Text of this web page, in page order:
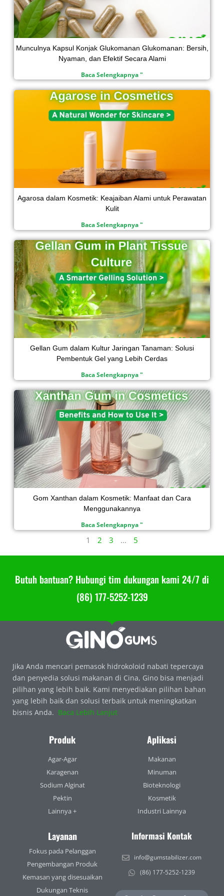
Munculnya Kapsul Konjak Glukomanan Glukomanan: Bersih,
Nyaman, dan Efektif Secara Alami
Baca Selengkapnya "
Agarosa dalam Kosmetik: Keajaiban Alami untuk Perawatan
Kulit
Baca Selengkapnya "
Gellan Gum dalam Kultur Jaringan Tanaman: Solusi
Pembentuk Gel yang Lebih Cerdas
Baca Selengkapnya "
Gom Xanthan dalam Kosmetik: Manfaat dan Cara
Menggunakannya
Baca Selengkapnya "
1 2 3 ... 5
Butuh bantuan? Hubungi tim dukungan kami 24/7 di
(86) 177-5252-1239
Jika Anda mencari pemasok hidrokoloid nabati tepercaya
dan penyedia solusi makanan di Cina, Gino bisa menjadi
pilihan yang lebih baik. Kami menyediakan pilihan bahan
yang lebih baik dan solusi terbaik untuk meningkatkan
bisnis Anda. Baca Lebih Lanjut
Produk
Agar-Agar
Karagenan
Sodium Alginat
Pektin
Lainnya +
Aplikasi
Makanan
Minuman
Bioteknologi
Kosmetik
Industri Lainnya
Layanan
Fokus pada Pelanggan
Pengembangan Produk
Kemasan yang disesuaikan
Dukungan Teknis
Informasi Kontak
info@gumstabilizer.com
(86) 177-5252-1239